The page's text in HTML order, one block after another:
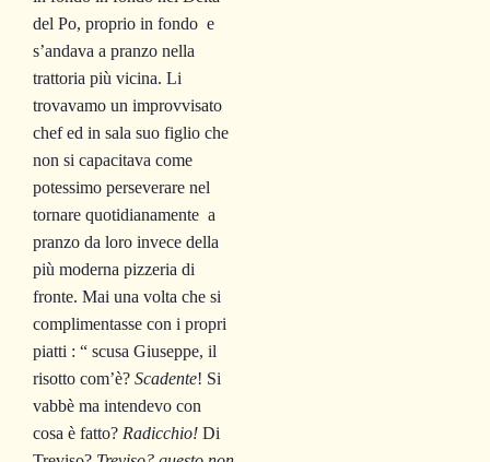
del Po, proprio in fondo e
s’andava a pranzo nella
trattoria più vicina. Li
trovavamo un improvvisato
chef ed in sala suo figlio che
non si capacitava come
potessimo perseverare nel
tornare quotidianamente a
pranzo da loro invece della
più moderna pizzeria di
fronte. Mai una volta che si
complimentasse con i propri
piatti : “ scusa Giuseppe, il
risotto com’è? Scadente! Si
vabbè ma intendevo con
cosa è fatto? Radicchio! Di